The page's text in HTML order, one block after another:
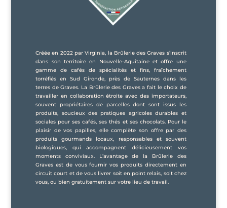
Créée en 2022 par Virginia, la Brûlerie des Graves s’inscrit
dans son territoire en Nouvelle-Aquitaine et offre une
gamme de cafés de spécialités et fins, fraîchement
torréfiés en Sud Gironde, près de Sauternes dans les
terres de Graves. La Brûlerie des Graves a fait le choix de
travailler en collaboration étroite avec des importateurs,
souvent propriétaires de parcelles dont sont issus les
produits, soucieux des pratiques agricoles durables et
sociales pour ses cafés, ses thés et ses chocolats. Pour le
plaisir de vos papilles, elle complète son offre par des
produits gourmands locaux, responsables et souvent
biologiques, qui accompagnent délicieusement vos
moments conviviaux. L’avantage de la Brûlerie des
Graves est de vous fournir vos produits directement en
circuit court et de vous livrer soit en point relais, soit chez
vous, ou bien gratuitement sur votre lieu de travail.